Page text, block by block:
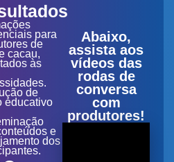
para
de
cacau,
às
de
educativo
e
dos
Abaixo,
assista aos
vídeos das
rodas de
conversa
com
produtores!